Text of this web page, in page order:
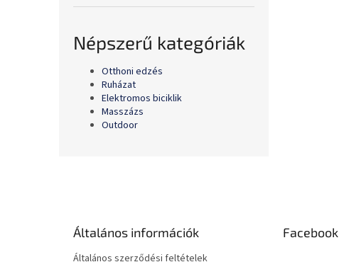
Népszerű kategóriák
Otthoni edzés
Ruházat
Elektromos biciklik
Masszázs
Outdoor
Általános információk
Általános szerződési feltételek
Facebook